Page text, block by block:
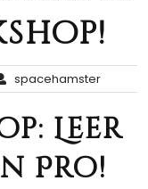
spacehamster
Leer
Pro!